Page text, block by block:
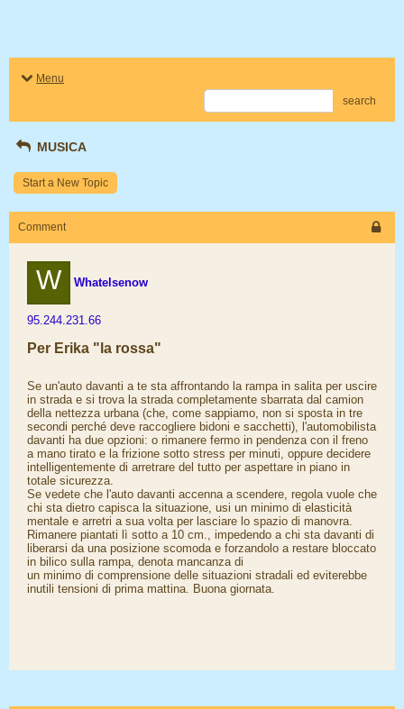
Menu
search
MUSICA
Start a New Topic
Comment
W Whatelsenow
95.244.231.66
Per Erika "la rossa"
Se un'auto davanti a te sta affrontando la rampa in salita per uscire
in strada e si trova la strada completamente sbarrata dal camion
della nettezza urbana (che, come sappiamo, non si sposta in tre
secondi perché deve raccogliere bidoni e sacchetti), l'automobilista
davanti ha due opzioni: o rimanere fermo in pendenza con il freno
a mano tirato e la frizione sotto stress per minuti, oppure decidere
intelligentemente di arretrare del tutto per aspettare in piano in
totale sicurezza.
​Se vedete che l'auto davanti accenna a scendere, regola vuole che
chi sta dietro capisca la situazione, usi un minimo di elasticità
mentale e arretri a sua volta per lasciare lo spazio di manovra.
Rimanere piantati lì sotto a 10 cm., impedendo a chi sta davanti di
liberarsi da una posizione scomoda e forzandolo a restare bloccato
in bilico sulla rampa, denota mancanza di
​un minimo di comprensione delle situazioni stradali ed eviterebbe
inutili tensioni di prima mattina. Buona giornata.